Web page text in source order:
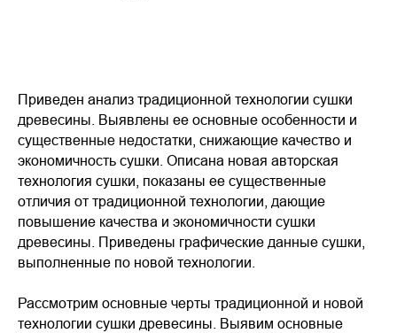
Приведен анализ традиционной технологии сушки
древесины. Выявлены ее основные особенности и
существенные недостатки, снижающие качество и
экономичность сушки. Описана новая авторская
технология сушки, показаны ее существенные
отличия от традиционной технологии, дающие
повышение качества и экономичности сушки
древесины. Приведены графические данные сушки,
выполненные по новой технологии.
Рассмотрим основные черты традиционной и новой
технологии сушки древесины. Выявим основные